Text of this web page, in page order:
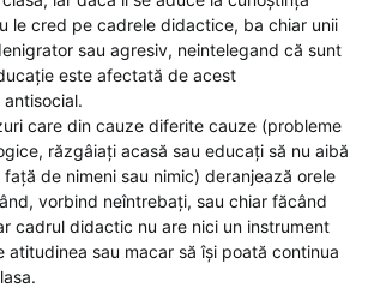
le cred pe cadrele didactice, ba chiar unii
sau agresiv, neintelegand că sunt
este afectată de acest
care din cauze diferite cauze (probleme
răzgâiați acasă sau educați să nu aibă
de nimeni sau nimic) deranjează orele
vorbind neîntrebați, sau chiar făcând
cadrul didactic nu are nici un instrument
atitudinea sau macar să își poată continua